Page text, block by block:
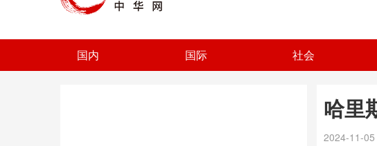
国内 国际 社会
哈里
2024-11-05